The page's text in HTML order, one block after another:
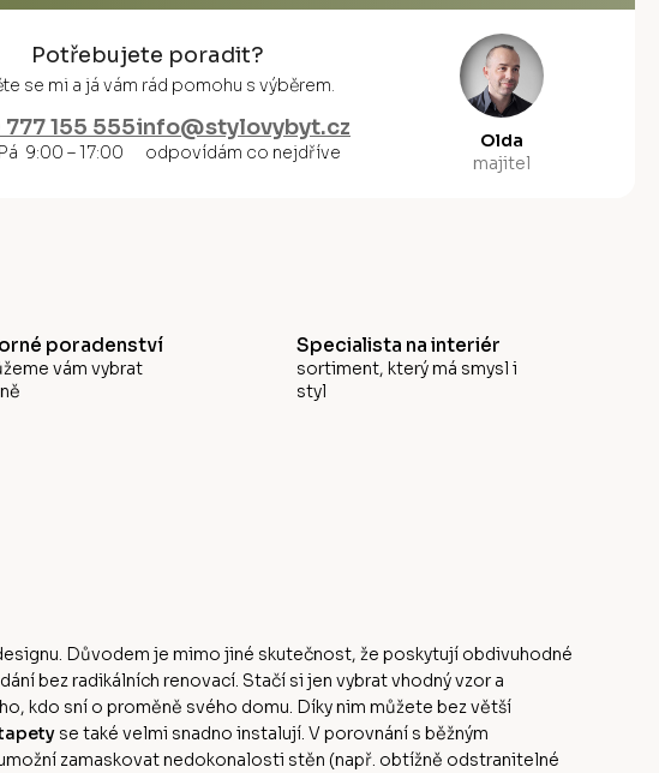
Potřebujete poradit?
se mi a já vám rád pomohu s výběrem.
155 555
9:00 – 17:00
info@stylovybyt.cz
odpovídám co nejdříve
Olda
majitel
poradenství
vám vybrat
Specialista na interiér
sortiment, který má smysl i
styl
Důvodem je mimo jiné skutečnost, že poskytují obdivuhodné
bez radikálních renovací. Stačí si jen vybrat vhodný vzor a
kdo sní o proměně svého domu. Díky nim můžete bez větší
se také velmi snadno instalují. V porovnání s běžným
zamaskovat nedokonalosti stěn (např. obtížně odstranitelné